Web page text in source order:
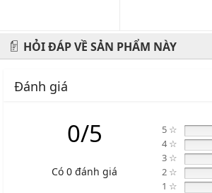
HỎI ĐÁP VỀ SẢN PHẨM NÀY
Đánh giá
0/5
Có 0 đánh giá
5 ☆
4 ☆
3 ☆
2 ☆
1 ☆